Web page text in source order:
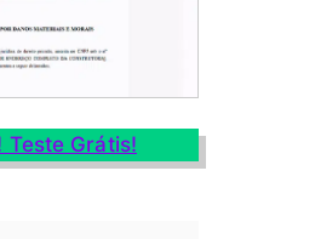
Teste Grátis!